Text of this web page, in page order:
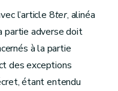
l’article 8ter, alinéa
partie adverse doit
à la partie
des exceptions
étant entendu